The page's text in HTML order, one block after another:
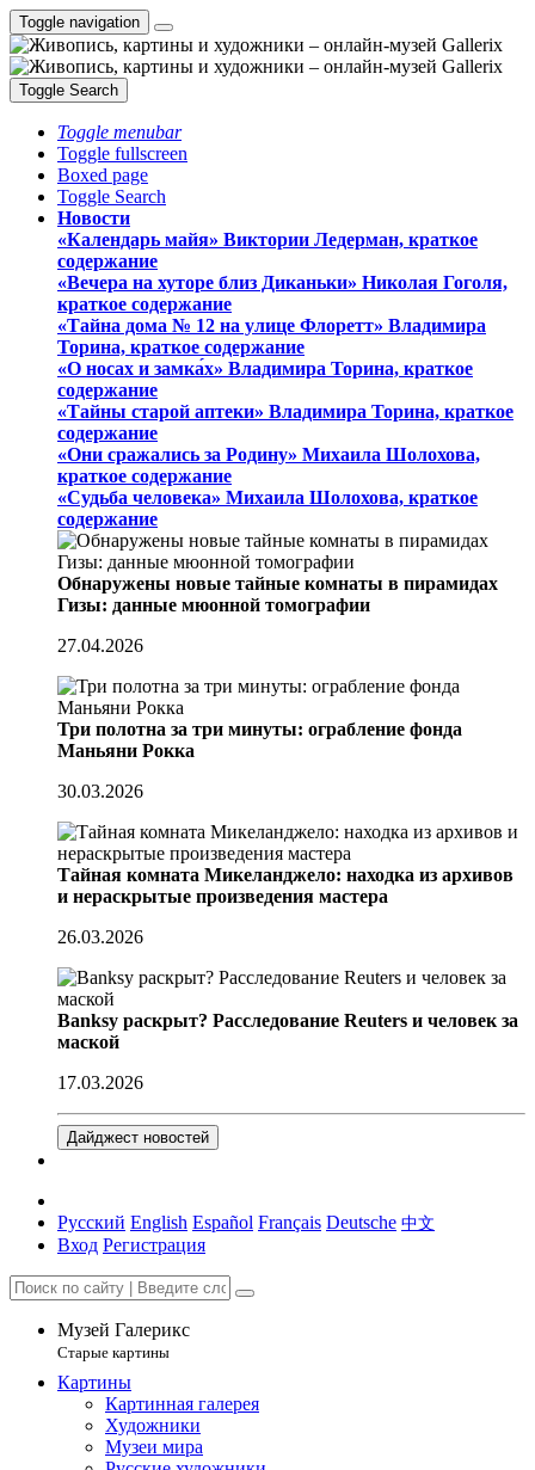
Toggle navigation
Toggle Search
Toggle menubar
Toggle fullscreen
Boxed page
Toggle Search
Новости
«Календарь майя» Виктории Ледерман, краткое
содержание
«Вечера на хуторе близ Диканьки» Николая Гоголя,
краткое содержание
«Тайна дома № 12 на улице Флоретт» Владимира
Торина, краткое содержание
«О носах и замка́х» Владимира Торина, краткое
содержание
«Тайны старой аптеки» Владимира Торина, краткое
содержание
«Они сражались за Родину» Михаила Шолохова,
краткое содержание
«Судьба человека» Михаила Шолохова, краткое
содержание
Обнаружены новые тайные комнаты в пирамидах
Гизы: данные мюонной томографии
27.04.2026
Три полотна за три минуты: ограбление фонда
Маньяни Рокка
30.03.2026
Тайная комната Микеланджело: находка из архивов
и нераскрытые произведения мастера
26.03.2026
Banksy раскрыт? Расследование Reuters и человек за
маской
17.03.2026
Дайджест новостей
Русский English Español Français Deutsche 中文
Вход Регистрация
Музей Галерикс
Старые картины
Картины
Картинная галерея
Художники
Музеи мира